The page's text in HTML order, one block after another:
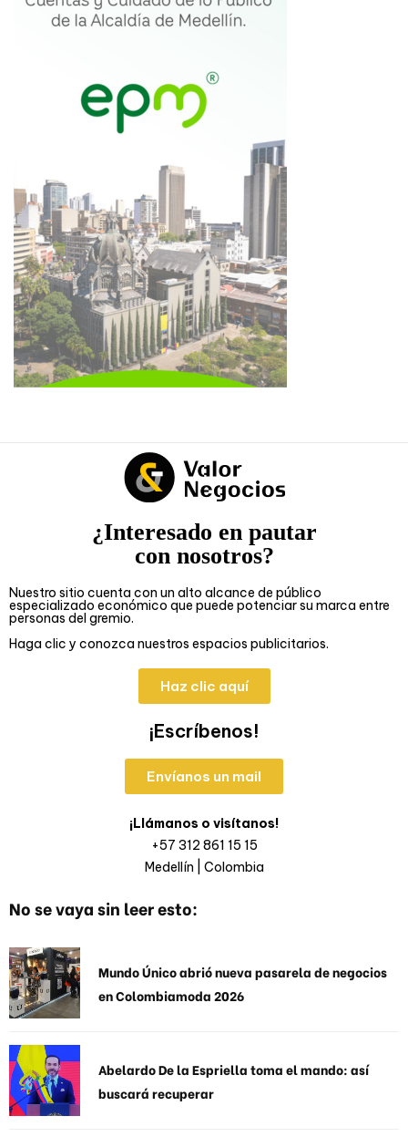
¿Interesado en pautar
con nosotros?
Nuestro sitio cuenta con un alto alcance de público
especializado económico que puede potenciar su marca entre
personas del gremio.
Haga clic y conozca nuestros espacios publicitarios.
Haz clic aquí
¡Escríbenos!
Envíanos un mail
¡Llámanos o visítanos!
+57 312 861 15 15
Medellín | Colombia
No se vaya sin leer esto:
Mundo Único abrió nueva pasarela de negocios
en Colombiamoda 2026
Abelardo De la Espriella toma el mando: así
buscará recuperar